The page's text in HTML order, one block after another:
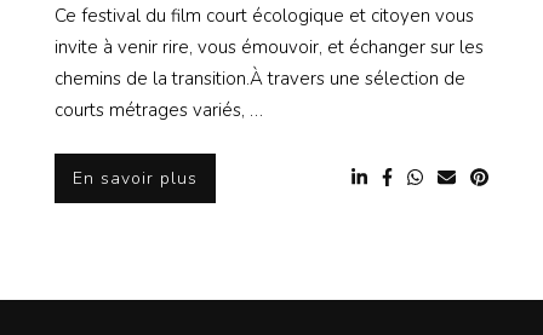
Ce festival du film court écologique et citoyen vous
invite à venir rire, vous émouvoir, et échanger sur les
chemins de la transition.À travers une sélection de
courts métrages variés, …
En savoir plus